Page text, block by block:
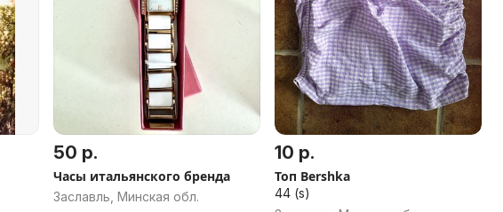
50 р.
Часы итальянского бренда
Заславль, Минская обл.
10 р.
Топ Bershka
44 (s)